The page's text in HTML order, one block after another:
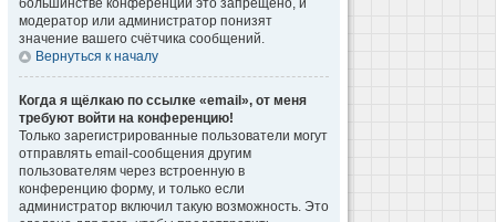
большинстве конференций это запрещено, и
модератор или администратор понизят
значение вашего счётчика сообщений.
Вернуться к началу
Когда я щёлкаю по ссылке «email», от меня
требуют войти на конференцию!
Только зарегистрированные пользователи могут
отправлять email-сообщения другим
пользователям через встроенную в
конференцию форму, и только если
администратор включил такую возможность. Это